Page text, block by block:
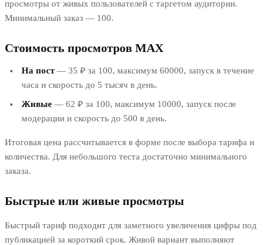
просмотры от живых пользователей с таргетом аудитории.
Минимальный заказ — 100.
Стоимость просмотров MAX
На пост— 35 ₽ за 100, максимум 60000, запуск в течение
часа и скорость до 5 тысяч в день.
Живые — 62 ₽ за 100, максимум 10000, запуск после
модерации и скорость до 500 в день.
Итоговая цена рассчитывается в форме после выбора тарифа и
количества. Для небольшого теста достаточно минимального
заказа.
Быстрые или живые просмотры
Быстрый тариф подходит для заметного увеличения цифры под
публикацией за короткий срок. Живой вариант выполняют